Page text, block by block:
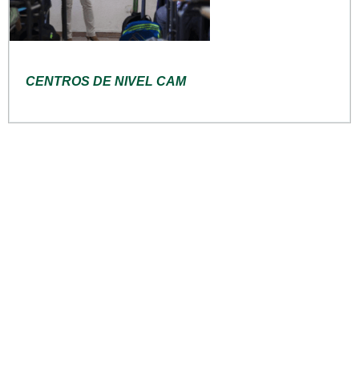
CENTROS DE NIVEL CAM